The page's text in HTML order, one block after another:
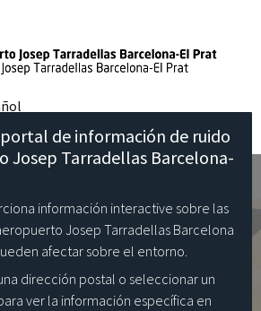
de información de ruido
Josep Tarradellas Barcelona-
información interactive sobre las
Josep Tarradellas Barcelona
afectar sobre el entorno.
dirección postal o seleccionar un
ver la información específica en
sobrevuelan
2024